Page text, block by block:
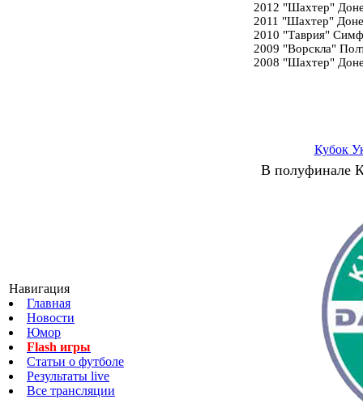
Навигация
Главная
Новости
Юмор
Flash игры
Статьи о футболе
Результаты live
Все трансляции
2012 "Шахтер"
2011 "Шахтер"
2010 "Таврия"
2009 "Ворскла"
2008 "Шахтер"
Кубок
В полуфинале